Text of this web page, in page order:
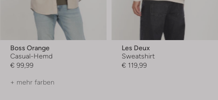
Boss Orange
Casual-Hemd
€ 99,99
+ mehr farben
Les Deux
Sweatshirt
€ 119,99